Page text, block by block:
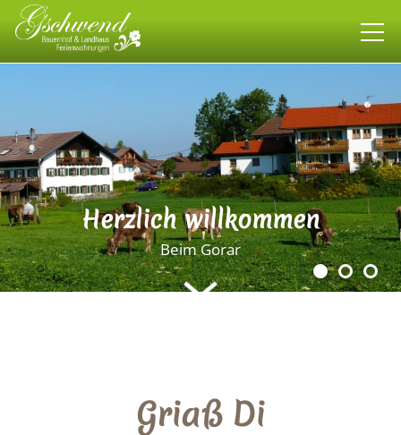
Landhaus
Wohnen
allgäuweit
Herzlich willkommen
Beim Gorar
Griaß Di